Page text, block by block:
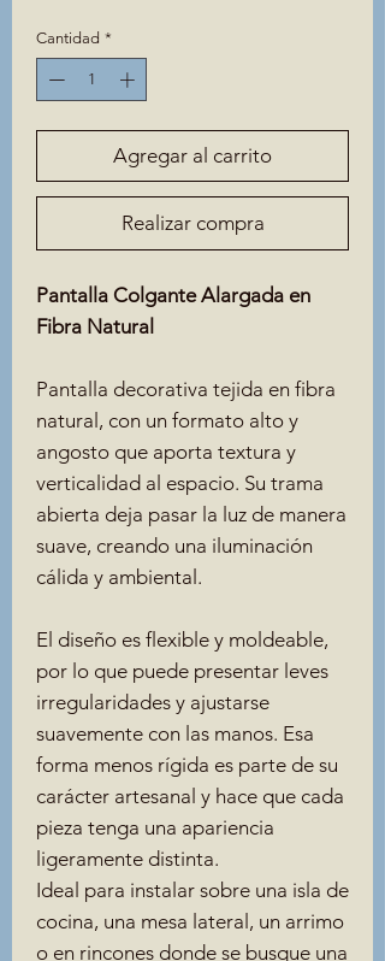
Cantidad *
Agregar al carrito
Realizar compra
Pantalla Colgante Alargada en
Fibra Natural
Pantalla decorativa tejida en fibra
natural, con un formato alto y
angosto que aporta textura y
verticalidad al espacio. Su trama
abierta deja pasar la luz de manera
suave, creando una iluminación
cálida y ambiental.
El diseño es flexible y moldeable,
por lo que puede presentar leves
irregularidades y ajustarse
suavemente con las manos. Esa
forma menos rígida es parte de su
carácter artesanal y hace que cada
pieza tenga una apariencia
ligeramente distinta.
Ideal para instalar sobre una isla de
cocina, una mesa lateral, un arrimo
o en rincones donde se busque una